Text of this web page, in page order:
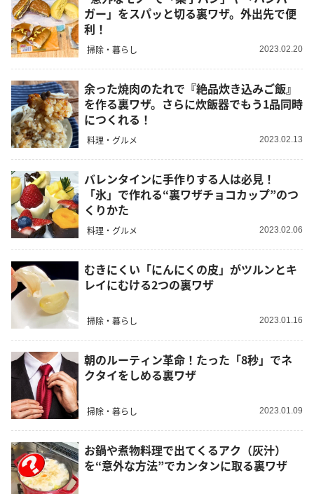
ガー」をスパッと切る裏ワザ。外出先で便
利！
掃除・暮らし 2023.02.20
余った焼肉のたれで『絶品炊き込みご飯』
を作る裏ワザ。さらに炊飯器でもう1品同時
につくれる！
料理・グルメ 2023.02.13
バレンタインに手作りする人は必見！
「氷」で作れる“裏ワザチョコカップ”のつ
くりかた
料理・グルメ 2023.02.06
むきにくい「にんにくの皮」がツルンとキ
レイにむける2つの裏ワザ
掃除・暮らし 2023.01.16
朝のルーティン革命！たった「8秒」でネ
クタイをしめる裏ワザ
掃除・暮らし 2023.01.09
お鍋や煮物料理で出てくるアク（灰汁）
を“意外な方法”でカンタンに取る裏ワザ